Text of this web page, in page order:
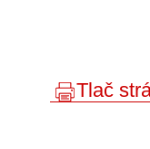
Tlač